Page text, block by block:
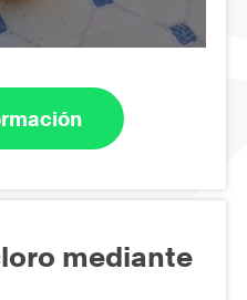
mediante